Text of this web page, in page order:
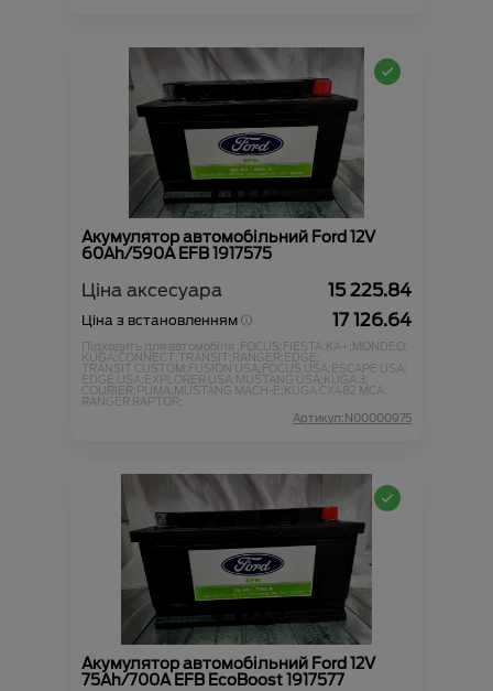
Акумулятор автомобільний Ford 12V
60Ah/590А EFB 1917575
Ціна аксесуара 15 225.84
Ціна з встановленням 17 126.64
Підходить для автомобіля :FOCUS;FIESTA;KA+;MONDEO;
KUGA;CONNECT;TRANSIT;RANGER;EDGE;
TRANSIT CUSTOM;FUSION USA;FOCUS USA;ESCAPE USA;
EDGE USA;EXPLORER USA;MUSTANG USA;KUGA 3;
COURIER;PUMA;MUSTANG MACH-E;KUGA CX482 MCA;
RANGER RAPTOR;
Артикул:N00000975
Акумулятор автомобільний Ford 12V
75Ah/700A EFB EcoBoost 1917577